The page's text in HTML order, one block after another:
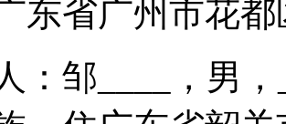
东省广州市花都
：邹____，男